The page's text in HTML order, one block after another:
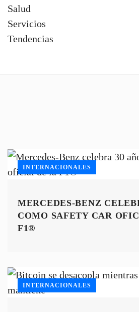
Salud
Servicios
Tendencias
INTERNACIONALES
MERCEDES-BENZ
COMO SAFETY CAR
F1®
INTERNACIONALES